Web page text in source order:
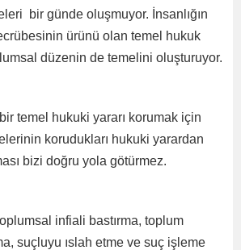
bir günde oluşmuyor. İnsanlığın
ürünü olan temel hukuk
düzenin de temelini oluşturuyor.
temel hukuki yararı korumak için
korudukları hukuki yarardan
bizi doğru yola götürmez.
infiali bastırma, toplum
suçluyu ıslah etme ve suç işleme